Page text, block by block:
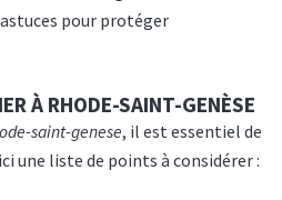
pour protéger
À RHODE-SAINT-GENÈSE
saint-genese, il est essentiel de
une liste de points à considérer :